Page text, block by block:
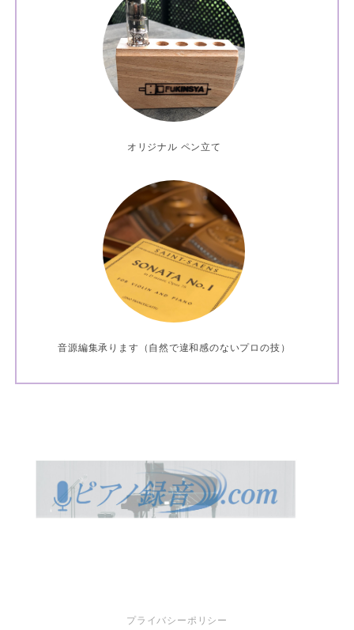
オリジナル ペン立て
音源編集承ります（自然で違和感のないプロの技）
プライバシーポリシー